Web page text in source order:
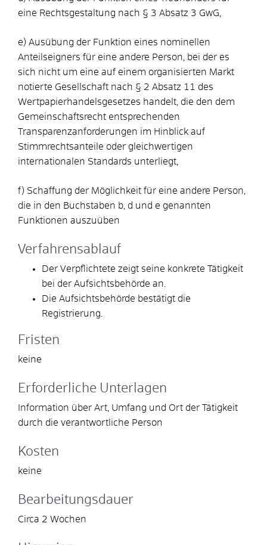
eine Rechtsgestaltung nach § 3 Absatz 3 GwG,
e) Ausübung der Funktion eines nominellen
Anteilseigners für eine andere Person, bei der es
sich nicht um eine auf einem organisierten Markt
notierte Gesellschaft nach § 2 Absatz 11 des
Wertpapierhandelsgesetzes handelt, die den dem
Gemeinschaftsrecht entsprechenden
Transparenzanforderungen im Hinblick auf
Stimmrechtsanteile oder gleichwertigen
internationalen Standards unterliegt,
f) Schaffung der Möglichkeit für eine andere Person,
die in den Buchstaben b, d und e genannten
Funktionen auszuüben
Verfahrensablauf
Der Verpflichtete zeigt seine konkrete Tätigkeit
bei der Aufsichtsbehörde an.
Die Aufsichtsbehörde bestätigt die
Registrierung.
Fristen
keine
Erforderliche Unterlagen
Information über Art, Umfang und Ort der Tätigkeit
durch die verantwortliche Person
Kosten
keine
Bearbeitungsdauer
Circa 2 Wochen